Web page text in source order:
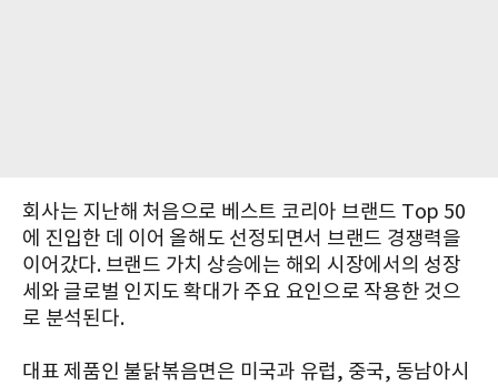
회사는 지난해 처음으로 베스트 코리아 브랜드 Top 50
에 진입한 데 이어 올해도 선정되면서 브랜드 경쟁력을
이어갔다. 브랜드 가치 상승에는 해외 시장에서의 성장
세와 글로벌 인지도 확대가 주요 요인으로 작용한 것으
로 분석된다.
대표 제품인 불닭볶음면은 미국과 유럽, 중국, 동남아시